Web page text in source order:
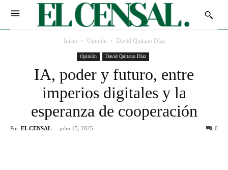
Inicio Opinión David Quitano Díaz
Opinión David Quitano Díaz
IA, poder y futuro, entre
imperios digitales y la
esperanza de cooperación
Por EL CENSAL - julio 15, 2025 0